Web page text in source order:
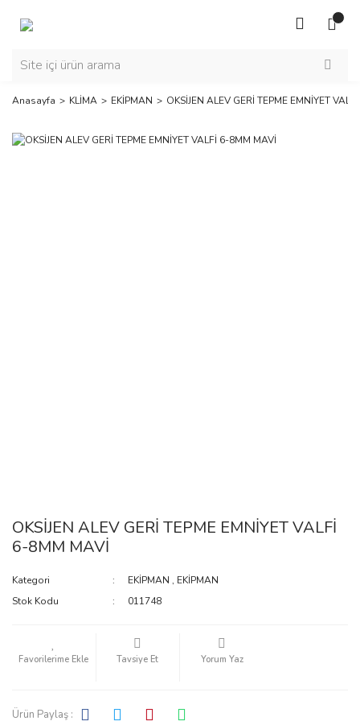
Anasayfa KLİMA EKİPMAN OKSİJEN ALEV GERİ TEPME EMNİYET
OKSİJEN ALEV GERİ TEPME EMNİYET VALFİ
6-8MM MAVİ
Kategori EKİPMAN , EKİPMAN
Stok Kodu
011748
Tavsiye Et Yorum Yaz
Ürün Paylaş :